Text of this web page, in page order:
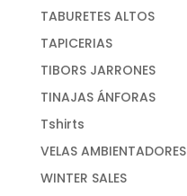
TABURETES ALTOS
TAPICERIAS
TIBORS JARRONES
TINAJAS ÁNFORAS
Tshirts
VELAS AMBIENTADORES
WINTER SALES